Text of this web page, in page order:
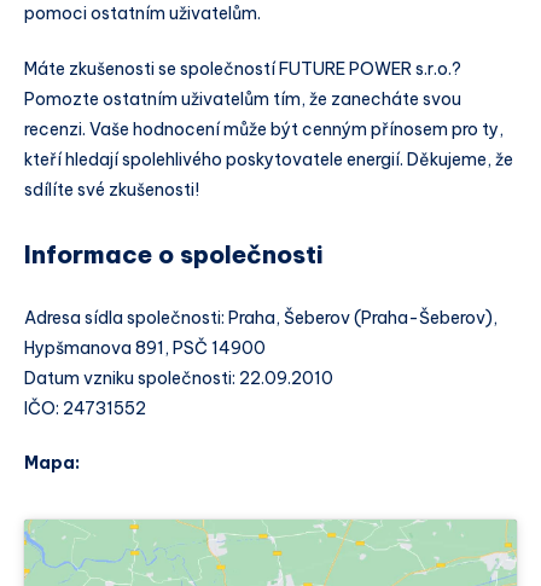
pomoci ostatním uživatelům.
Máte zkušenosti se společností FUTURE POWER s.r.o.?
Pomozte ostatním uživatelům tím, že zanecháte svou
recenzi. Vaše hodnocení může být cenným přínosem pro ty,
kteří hledají spolehlivého poskytovatele energií. Děkujeme, že
sdílíte své zkušenosti!
Informace o společnosti
Adresa sídla společnosti: Praha, Šeberov (Praha-Šeberov),
Hypšmanova 891, PSČ 14900
Datum vzniku společnosti: 22.09.2010
IČO: 24731552
Mapa: